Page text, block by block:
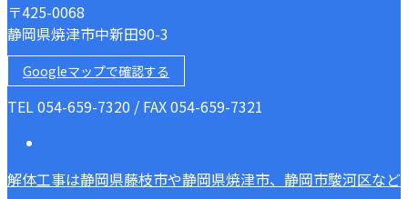
〒425-0068
静岡県焼津市中新田90-3
Googleマップで確認する
TEL 054-659-7320 / FAX 054-659-7321
解体工事は静岡県藤枝市や静岡県焼津市、静岡市駿河区な